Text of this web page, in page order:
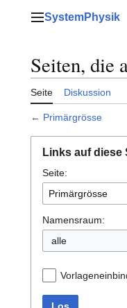
Hauptmenü
SystemPhysik
Seiten, die
Seite Diskussion
← Primärgrösse
Links auf diese
Seite:
Namensraum:
alle